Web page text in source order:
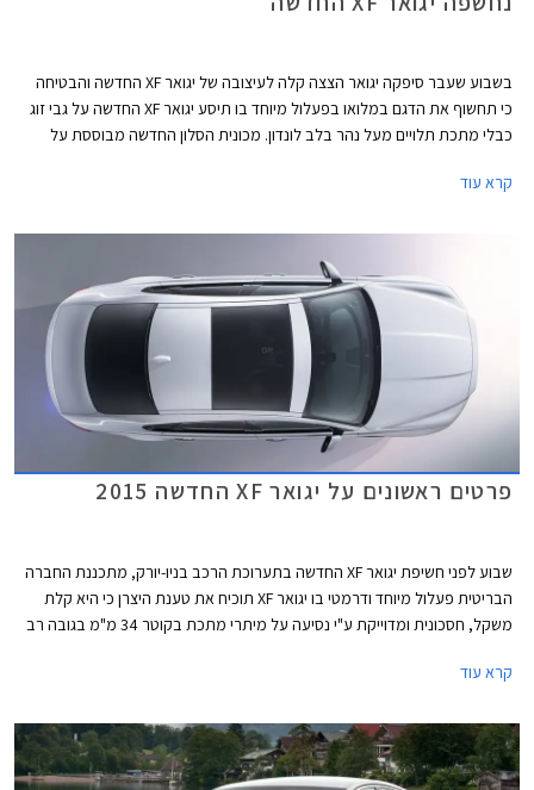
בשבוע שעבר סיפקה יגואר הצצה קלה לעיצובה של יגואר XF החדשה והבטיחה
כי תחשוף את הדגם במלואו בפעלול מיוחד בו תיסע יגואר XF החדשה על גבי זוג
כבלי מתכת תלויים מעל נהר בלב לונדון. מכונית הסלון החדשה מבוססת על
להפחתה של עד 190 ק"ג וקשיחות גבוהה יותר עד 28% ביחס לדור הקודם.
קרא עוד
פרטים ראשונים על יגואר XF החדשה 2015
שבוע לפני חשיפת יגואר XF החדשה בתערוכת הרכב בניו-יורק, מתכננת החברה
הבריטית פעלול מיוחד ודרמטי בו יגואר XF תוכיח את טענת היצרן כי היא קלת
משקל, חסכונית ומדוייקת ע"י נסיעה על מיתרי מתכת בקוטר 34 מ"מ בגובה רב
מסדרת סרטי ג''ימס בונד, סדרת סרטי בורן (זהות כפולה) ואינדיאנה ג'ונס.
24.03.2015.
קרא עוד